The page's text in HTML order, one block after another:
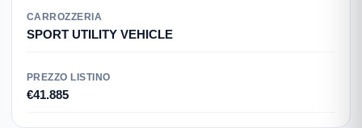
CARROZZERIA
SPORT UTILITY VEHICLE
PREZZO LISTINO
€41.885